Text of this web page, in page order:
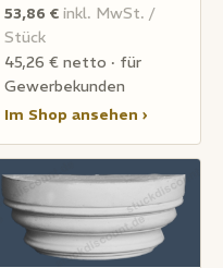
53,86 € inkl. MwSt. /
Stück
45,26 € netto · für
Gewerbekunden
Im Shop ansehen ›